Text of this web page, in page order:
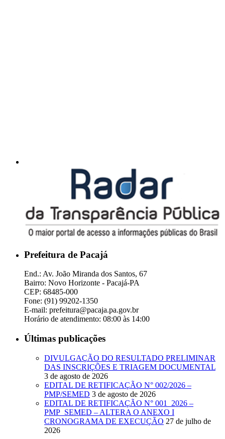
Prefeitura de Pacajá
End.: Av. João Miranda dos Santos, 67
Bairro: Novo Horizonte - Pacajá-PA
CEP: 68485-000
Fone: (91) 99202-1350
E-mail: prefeitura@pacaja.pa.gov.br
Horário de atendimento: 08:00 às 14:00
Últimas publicações
DIVULGAÇÃO DO RESULTADO PRELIMINAR
DAS INSCRIÇÕES E TRIAGEM DOCUMENTAL
3 de agosto de 2026
EDITAL DE RETIFICAÇÃO N° 002/2026 –
PMP/SEMED 3 de agosto de 2026
EDITAL DE RETIFICAÇÃO N° 001_2026 –
PMP_SEMED – ALTERA O ANEXO I
CRONOGRAMA DE EXECUÇÃO 27 de julho de
2026